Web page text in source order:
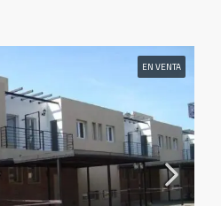
EN VENTA